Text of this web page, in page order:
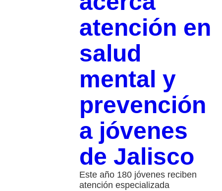
atención en
salud
mental y
prevención
a jóvenes
de Jalisco
Este año 180 jóvenes reciben
atención especializada